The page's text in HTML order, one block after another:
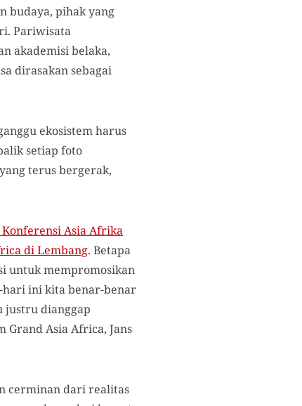
budaya, pihak yang
Pariwisata
akademisi belaka,
dirasakan sebagai
ekosistem harus
setiap foto
terus bergerak,
Asia Afrika
di Lembang. Betapa
untuk mempromosikan
hari ini kita benar-benar
justru dianggap
Grand Asia Africa, Jans
cerminan dari realitas